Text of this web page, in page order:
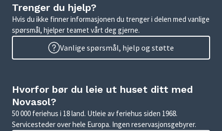
Trenger du hjelp?
Hvis du ikke finner informasjonen du trenger i delen med vanlige
spørsmål, hjelper teamet vårt deg gjerne.
Vanlige spørsmål, hjelp og støtte
Hvorfor bør du leie ut huset ditt med
Novasol?
50 000 feriehus i 18 land. Utleie av feriehus siden 1968.
Servicesteder over hele Europa. Ingen reservasjonsgebyrer.